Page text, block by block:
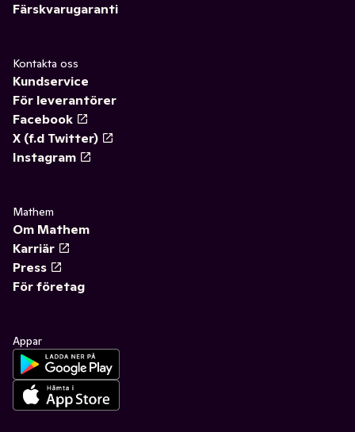
Färskvarugaranti
Kontakta oss
Kundservice
För leverantörer
Facebook
X (f.d Twitter)
Instagram
Mathem
Om Mathem
Karriär
Press
För företag
Appar